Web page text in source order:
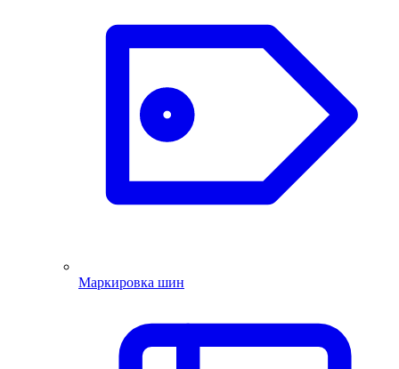
Маркировка шин